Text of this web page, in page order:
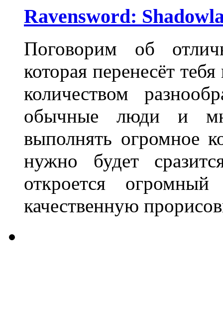
Ravensword:
Поговорим об
которая перенесёт
количеством
обычные люди и
выполнять огромное
нужно будет
откроется
качественную